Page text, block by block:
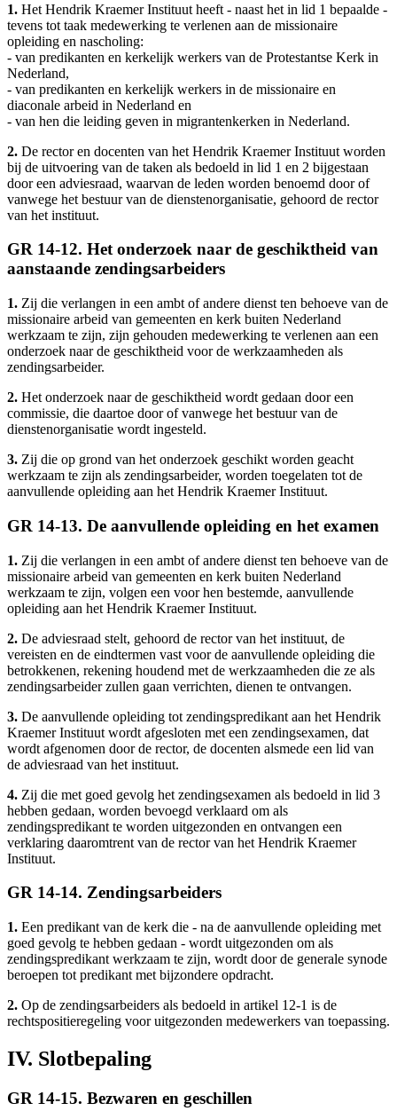
1. Het Hendrik Kraemer Instituut heeft - naast het in lid 1 bepaalde -
tevens tot taak medewerking te verlenen aan de missionaire
opleiding en nascholing:
- van predikanten en kerkelijk werkers van de Protestantse Kerk in
Nederland,
- van predikanten en kerkelijk werkers in de missionaire en
diaconale arbeid in Nederland en
- van hen die leiding geven in migrantenkerken in Nederland.
2. De rector en docenten van het Hendrik Kraemer Instituut worden
bij de uitvoering van de taken als bedoeld in lid 1 en 2 bijgestaan
door een adviesraad, waarvan de leden worden benoemd door of
vanwege het bestuur van de dienstenorganisatie, gehoord de rector
van het instituut.
GR 14-12. Het onderzoek naar de geschiktheid van
aanstaande zendingsarbeiders
1. Zij die verlangen in een ambt of andere dienst ten behoeve van de
missionaire arbeid van gemeenten en kerk buiten Nederland
werkzaam te zijn, zijn gehouden medewerking te verlenen aan een
onderzoek naar de geschiktheid voor de werkzaamheden als
zendingsarbeider.
2. Het onderzoek naar de geschiktheid wordt gedaan door een
commissie, die daartoe door of vanwege het bestuur van de
dienstenorganisatie wordt ingesteld.
3. Zij die op grond van het onderzoek geschikt worden geacht
werkzaam te zijn als zendingsarbeider, worden toegelaten tot de
aanvullende opleiding aan het Hendrik Kraemer Instituut.
GR 14-13. De aanvullende opleiding en het examen
1. Zij die verlangen in een ambt of andere dienst ten behoeve van de
missionaire arbeid van gemeenten en kerk buiten Nederland
werkzaam te zijn, volgen een voor hen bestemde, aanvullende
opleiding aan het Hendrik Kraemer Instituut.
2. De adviesraad stelt, gehoord de rector van het instituut, de
vereisten en de eindtermen vast voor de aanvullende opleiding die
betrokkenen, rekening houdend met de werkzaamheden die ze als
zendingsarbeider zullen gaan verrichten, dienen te ontvangen.
3. De aanvullende opleiding tot zendingspredikant aan het Hendrik
Kraemer Instituut wordt afgesloten met een zendingsexamen, dat
wordt afgenomen door de rector, de docenten alsmede een lid van
de adviesraad van het instituut.
4. Zij die met goed gevolg het zendingsexamen als bedoeld in lid 3
hebben gedaan, worden bevoegd verklaard om als
zendingspredikant te worden uitgezonden en ontvangen een
verklaring daaromtrent van de rector van het Hendrik Kraemer
Instituut.
GR 14-14. Zendingsarbeiders
1. Een predikant van de kerk die - na de aanvullende opleiding met
goed gevolg te hebben gedaan - wordt uitgezonden om als
zendingspredikant werkzaam te zijn, wordt door de generale synode
beroepen tot predikant met bijzondere opdracht.
2. Op de zendingsarbeiders als bedoeld in artikel 12-1 is de
rechtspositieregeling voor uitgezonden medewerkers van toepassing.
IV. Slotbepaling
GR 14-15. Bezwaren en geschillen